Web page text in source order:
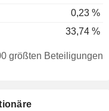
0,23 %
33,74 %
größten Beteiligungen